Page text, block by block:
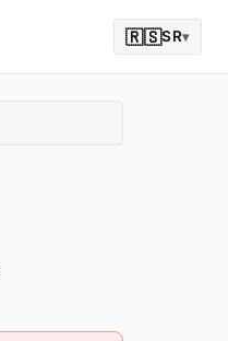
🇷🇸SR▾